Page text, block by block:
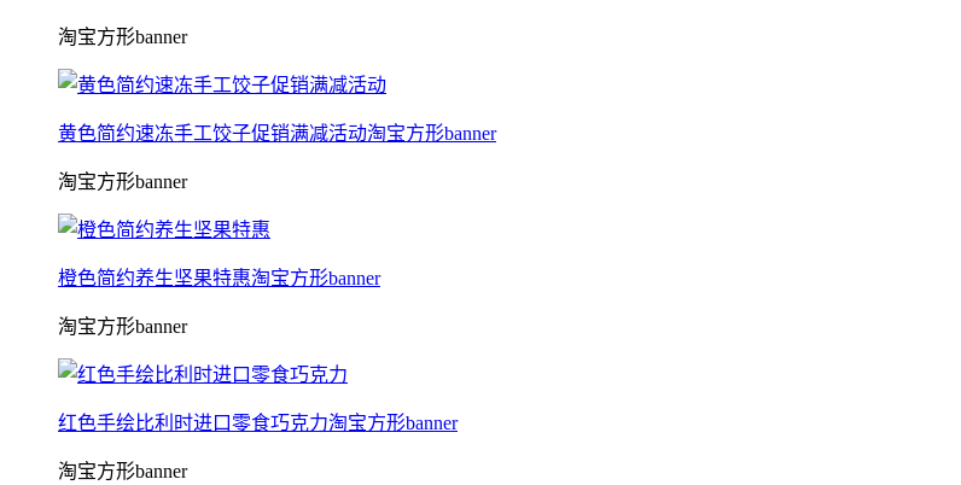
淘宝方形banner
黄色简约速冻手工饺子促销满减活动淘宝方形banner
淘宝方形banner
橙色简约养生坚果特惠淘宝方形banner
淘宝方形banner
红色手绘比利时进口零食巧克力淘宝方形banner
淘宝方形banner